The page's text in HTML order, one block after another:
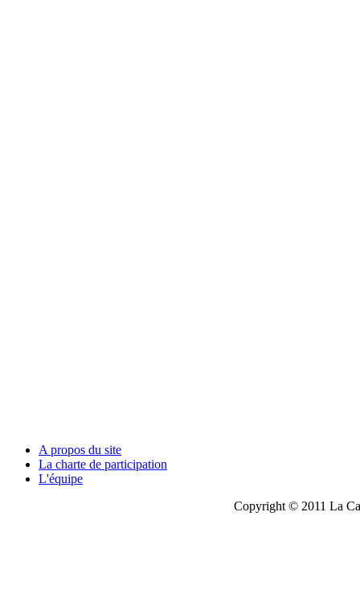
A propos du site
La charte de participation
L'équipe
Copyright © 2011 La